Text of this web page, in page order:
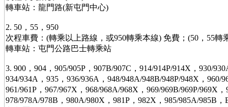
轉車站：龍門路(新屯門中心)
2. 50，55，950
次程車費：(轉乘以上路線，或950轉乘本線) 免費；(50，55轉
轉車站：屯門公路巴士轉乘站
3. 900，904，905/905P，907B/907C，914/914P/914X，930/
934/934A，935，936/936A，948/948A/948B/948P/948X，960/
961/961P，967/967X，968/968A/968X，969/969B/969P/969X
978/978A/978B，980A/980X，981P，982X，985/985A/985B